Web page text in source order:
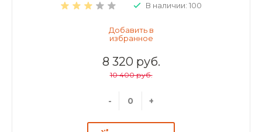
В наличии: 100
8 320 руб.
10 400 руб.
- +